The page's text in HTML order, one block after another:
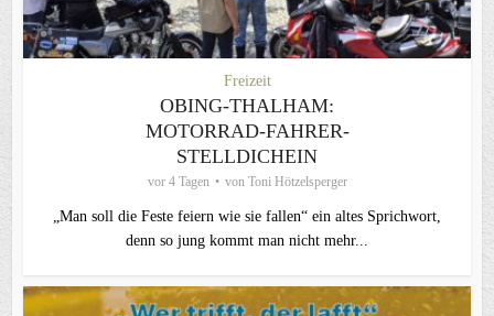
Freizeit
OBING-THALHAM:
MOTORRAD-FAHRER-
STELLDICHEIN
vor 4 Tagen von Toni Hötzelsperger
„Man soll die Feste feiern wie sie fallen“ ein altes Sprichwort,
denn so jung kommt man nicht mehr...